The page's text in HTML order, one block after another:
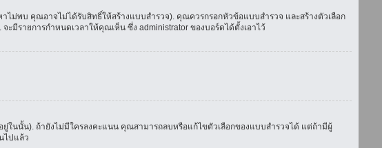
พบ คุณอาจไม่ได้รับสิทธิ์ให้สร้างแบบสำรวจ). คุณควรกรอกหัวข้อแบบสำรวจ และสร้างตัวเลือก
มีรายการกำหนดเวลาให้คุณเห็น ซึ่ง administrator ของบอร์ดได้ตั้งเอาไว้
นนั้น). ถ้ายังไม่มีใครลงคะแนน คุณสามารถลบหรือแก้ไขตัวเลือกของแบบสำรวจได้ แต่ถ้ามีผู้
ไปแล้ว